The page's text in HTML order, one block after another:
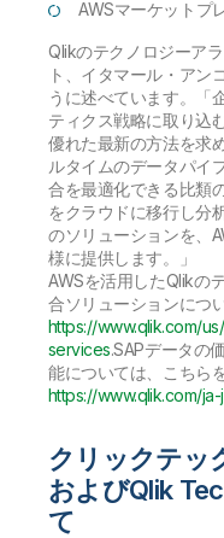
AWSマーケットプ
Qlikのテクノロジーア
ト、イタマール・アン
うに述べています。「
ティクス戦略に取り込
優れた最新の方法を求
ルタイムのデータパイ
合を最適化できる比類
をクラウドに移行し分
のソリューションを、
様に提供します。」
AWSを活用したQlikの
合ソリューションにつ
https://www.qlik.com/
services.SAPデータの
能については、こちら
https://www.qlik.com/
クリックテッ
およびQlik
て